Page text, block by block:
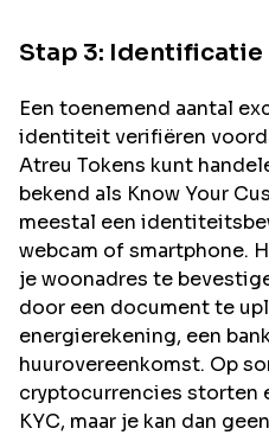
Stap 3: Identificatie
Een toenemend aantal
identiteit verifiëren
Atreu Tokens kunt
bekend als Know Your
meestal een
webcam of smartphone.
je woonadres te
door een document te
energierekening, een
huurovereenkomst. Op
cryptocurrencies storten
KYC, maar je kan dan